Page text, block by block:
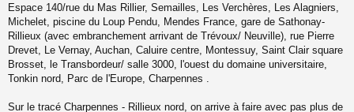
Espace 140/rue du Mas Rillier, Semailles, Les Verchères, Les Alagniers,
Michelet, piscine du Loup Pendu, Mendes France, gare de Sathonay-
Rillieux (avec embranchement arrivant de Trévoux/ Neuville), rue Pierre
Drevet, Le Vernay, Auchan, Caluire centre, Montessuy, Saint Clair square
Brosset, le Transbordeur/ salle 3000, l'ouest du domaine universitaire,
Tonkin nord, Parc de l'Europe, Charpennes .
Sur le tracé Charpennes - Rillieux nord, on arrive à faire avec pas plus de